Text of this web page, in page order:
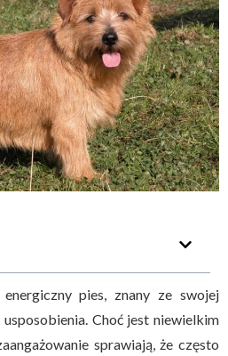
pies, znany ze swojej
Choć jest niewielkim
sprawiają, że często